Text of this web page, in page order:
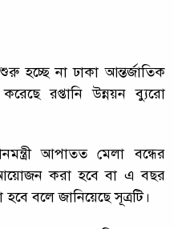
হচ্ছে না ঢাকা আন্তর্জাতিক
রপ্তানি উন্নয়ন ব্যুরো
আপাতত মেলা বন্ধের
আয়োজন করা হবে বা এ বছর
বলে জানিয়েছে সূত্রটি।